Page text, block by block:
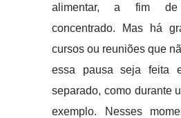
alimentar, a fim
concentrado. Mas há
cursos ou reuniões que
essa pausa seja feita
separado, como durante
exemplo. Nesses